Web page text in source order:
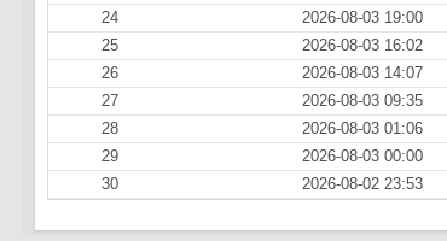
24
2026-08-03 19:00
25
2026-08-03 16:02
26
2026-08-03 14:07
27
2026-08-03 09:35
28
2026-08-03 01:06
29
2026-08-03 00:00
30
2026-08-02 23:53